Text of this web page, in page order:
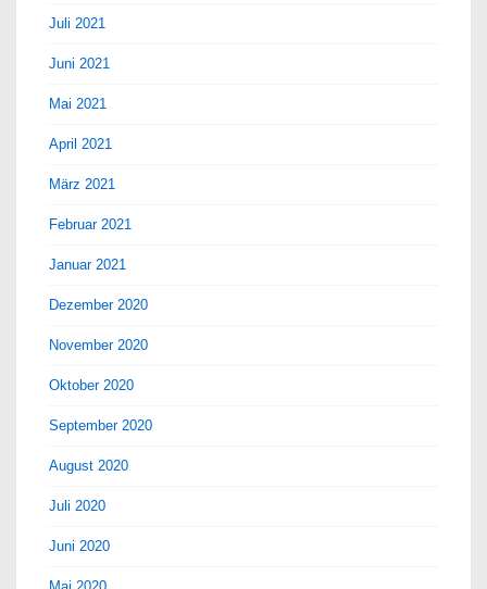
Juli 2021
Juni 2021
Mai 2021
April 2021
März 2021
Februar 2021
Januar 2021
Dezember 2020
November 2020
Oktober 2020
September 2020
August 2020
Juli 2020
Juni 2020